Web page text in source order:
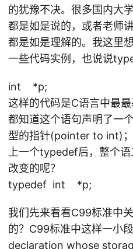
的犹豫不决。很多国内大
都是如是说的，或者老师
都是如是理解的。我这里
一些代码实例，也说说
int *p;
这样的代码是C语言中最
都知道这个语句声明了一
型的指针(pointer to int)
上一个typedef后，整个
改变的呢？
typedef int *p;
我们先来看看C99标准中
的？C99标准中这样一小
declaration whose